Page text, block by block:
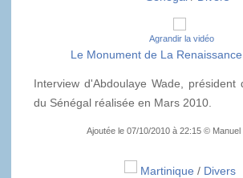
Agrandir la vidéo
Le Monument de La
Interview d'Abdoulaye Wade, président
du Sénégal réalisée en Mars 2010.
Ajoutée le 07/10/2010 à 22:15 © Manuel
Martinique / Divers